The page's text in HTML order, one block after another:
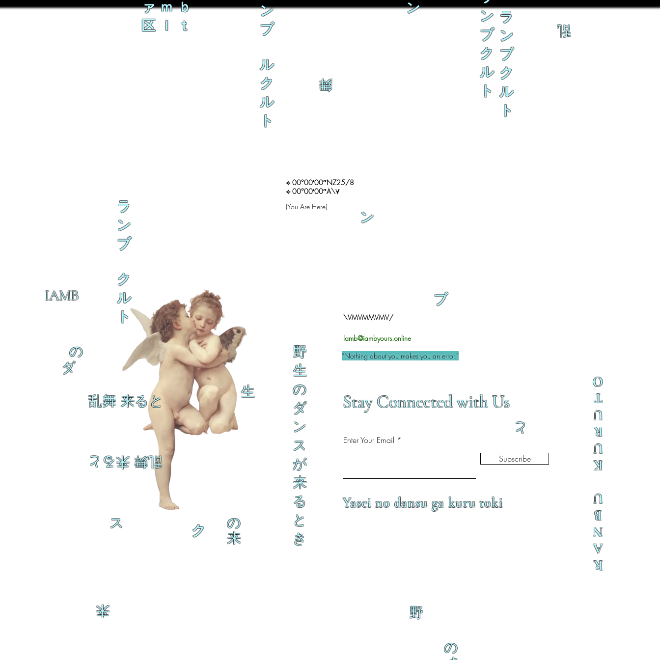
ァｍｂ
区ｌｔ
ン
ブ
ル
ク
ル
ト
舞
ン
ン
ブ
ク
ル
ト
ラ
ン
ブ
ク
ル
ト
乱
IAMB
乱舞 来ると
乱舞 来ると
ク
生
の
ダ
ス
の
来
来
ブ
\VMVMMVMV/
lamb@iambyours.online
野
生
の
ダ
ン
ス
が
来
る
と
き
“Nothing about you makes you an error.”
Stay Connected with Us
Enter Your Email
と
Subscribe
Yasei no dansu ga kuru toki
R
A
N
B
U
K
U
R
U
T
O
野
の
ラ
ン
ブ
ク
ル
ト
ン
⟡ 00°00′00″NZ25/8
⟡ 00°00′00″A\∀
(You Are Here)